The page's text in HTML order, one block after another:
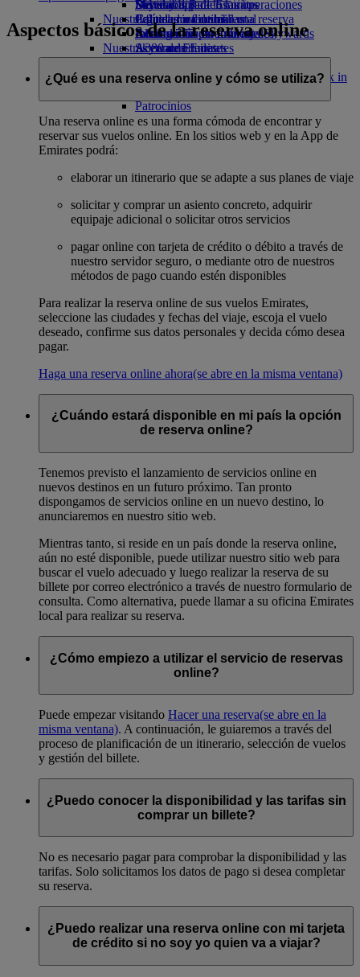
Bebidas
Nuestra flota
Boeing 777
A380 de Emirates
Emirates A350
Emirates Executive
Diversión para los niños
Juguetes infantiles
Actividades para niños
Sostenibilidad en las operaciones
Política medioambiental
Informes medioambientales
Nuestras comunidades
Fundación Emirates AirlineFundación
Emirates Airline Opens an external link in
Patrocinios
Skywards Rail
Calculadora de millas
Inicie sesión en Emirates Skywards
Skywards+
Móvil y app de Emirates
Cancelar o cambiar una reserva
Alteraciones en los viajes
Acerca de Emirates
Aspectos básicos de la reserva online
¿Qué es una reserva online y cómo se utiliza?
Una reserva online es una forma cómoda de encontrar y
reservar sus vuelos online. En los sitios web y en la App de
Emirates podrá:
elaborar un itinerario que se adapte a sus planes de viaje
solicitar y comprar un asiento concreto, adquirir
equipaje adicional o solicitar otros servicios
pagar online con tarjeta de crédito o débito a través de
nuestro servidor seguro, o mediante otro de nuestros
métodos de pago cuando estén disponibles
Para realizar la reserva online de sus vuelos Emirates,
seleccione las ciudades y fechas del viaje, escoja el vuelo
deseado, confirme sus datos personales y decida cómo desea
pagar.
Haga una reserva online ahora(se abre en la misma ventana)
¿Cuándo estará disponible en mi país la opción
de reserva online?
Tenemos previsto el lanzamiento de servicios online en
nuevos destinos en un futuro próximo. Tan pronto
dispongamos de servicios online en un nuevo destino, lo
anunciaremos en nuestro sitio web.
Mientras tanto, si reside en un país donde la reserva online,
aún no esté disponible, puede utilizar nuestro sitio web para
buscar el vuelo adecuado y luego realizar la reserva de su
billete por correo electrónico a través de nuestro formulario de
consulta. Como alternativa, puede llamar a su oficina Emirates
local para realizar su reserva.
¿Cómo empiezo a utilizar el servicio de reservas
online?
Puede empezar visitando Hacer una reserva(se abre en la
misma ventana). A continuación, le guiaremos a través del
proceso de planificación de un itinerario, selección de vuelos
y gestión del billete.
¿Puedo conocer la disponibilidad y las tarifas sin
comprar un billete?
No es necesario pagar para comprobar la disponibilidad y las
tarifas. Solo solicitamos los datos de pago si desea completar
su reserva.
¿Puedo realizar una reserva online con mi tarjeta
de crédito si no soy yo quien va a viajar?